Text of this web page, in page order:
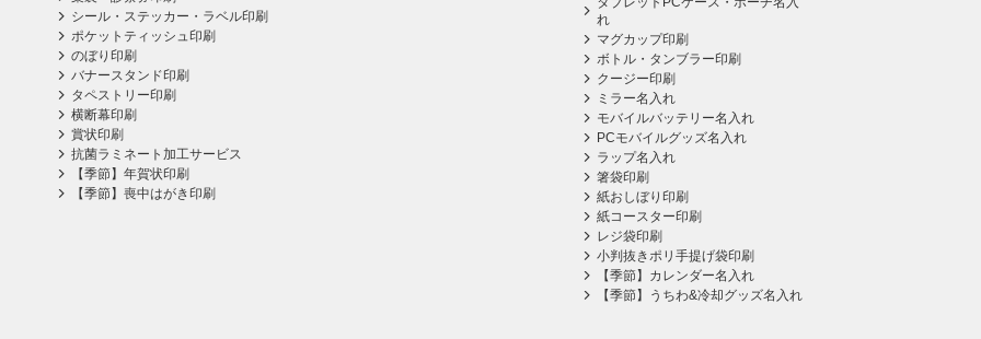
シール・ステッカー・ラベル印刷
ポケットティッシュ印刷
のぼり印刷
バナースタンド印刷
タペストリー印刷
横断幕印刷
賞状印刷
抗菌ラミネート加工サービス
【季節】年賀状印刷
【季節】喪中はがき印刷
れ
マグカップ印刷
ボトル・タンブラー印刷
クージー印刷
ミラー名入れ
モバイルバッテリー名入れ
PCモバイルグッズ名入れ
ラップ名入れ
箸袋印刷
紙おしぼり印刷
紙コースター印刷
レジ袋印刷
小判抜きポリ手提げ袋印刷
【季節】カレンダー名入れ
【季節】うちわ&冷却グッズ名入れ